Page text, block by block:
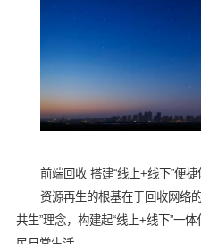
前端回收 搭建“线上+线下”便捷
资源再生的根基在于回收网络
共生”理念，构建起“线上+线下”一